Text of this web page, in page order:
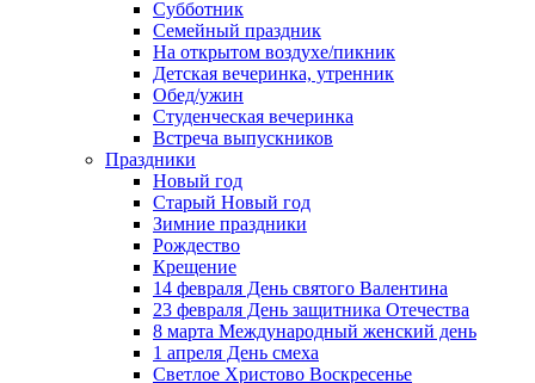
Субботник
Семейный праздник
На открытом воздухе/пикник
Детская вечеринка, утренник
Обед/ужин
Студенческая вечеринка
Встреча выпускников
Праздники
Новый год
Старый Новый год
Зимние праздники
Рождество
Крещение
14 февраля День святого Валентина
23 февраля День защитника Отечества
8 марта Международный женский день
1 апреля День смеха
Светлое Христово Воскресенье